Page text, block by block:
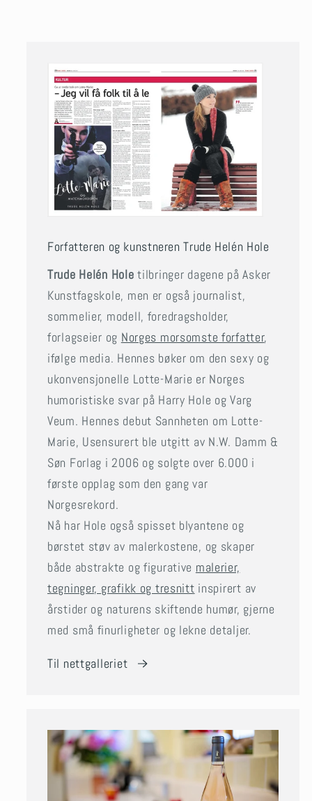
Forfatteren og kunstneren Trude Helén Hole
Trude Helén Hole tilbringer dagene på Asker
Kunstfagskole, men er også journalist,
sommelier, modell, foredragsholder,
forlagseier og Norges morsomste forfatter,
ifølge media. Hennes bøker om den sexy og
ukonvensjonelle Lotte-Marie er Norges
humoristiske svar på Harry Hole og Varg
Veum. Hennes debut Sannheten om Lotte-
Marie, Usensurert ble utgitt av N.W. Damm &
Søn Forlag i 2006 og solgte over 6.000 i
første opplag som den gang var
Norgesrekord.
Nå har Hole også spisset blyantene og
børstet støv av malerkostene, og skaper
både abstrakte og figurative malerier,
tegninger, grafikk og tresnitt inspirert av
årstider og naturens skiftende humør, gjerne
med små finurligheter og lekne detaljer.
Til nettgalleriet